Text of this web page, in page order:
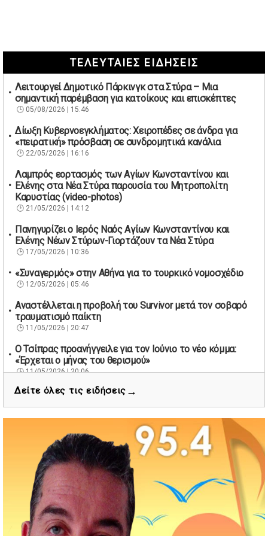
ΤΕΛΕΥΤΑΙΕΣ ΕΙΔΗΣΕΙΣ
Λειτουργεί Δημοτικό Πάρκινγκ στα Στύρα – Μια
σημαντική παρέμβαση για κατοίκους και επισκέπτες
05/08/2026 | 15:46
Δίωξη Κυβερνοεγκλήματος: Χειροπέδες σε άνδρα για
«πειρατική» πρόσβαση σε συνδρομητικά κανάλια
22/05/2026 | 16:16
Λαμπρός εορτασμός των Αγίων Κωνσταντίνου και
Ελένης στα Νέα Στύρα παρουσία του Μητροπολίτη
Καρυστίας (video-photos)
21/05/2026 | 14:12
Πανηγυρίζει ο Ιερός Ναός Αγίων Κωνσταντίνου και
Ελένης Νέων Στύρων-Γιορτάζουν τα Νέα Στύρα
17/05/2026 | 10:36
«Συναγερμός» στην Αθήνα για το τουρκικό νομοσχέδιο
12/05/2026 | 05:46
Αναστέλλεται η προβολή του Survivor μετά τον σοβαρό
τραυματισμό παίκτη
11/05/2026 | 20:47
Ο Τσίπρας προανήγγειλε για τον Ιούνιο το νέο κόμμα:
«Έρχεται ο μήνας του θερισμού»
11/05/2026 | 20:06
67 βουλευτές των Εργατικών ζητούν την παραίτηση του
Διάσωση 40 μεταναστών νότια της Γαύδου μετά από
εντοπισμό λέμβου
11/05/2026 | 19:37
Νέος πρόεδρος στον Αθλητικό Όμιλο Νέων Στύρων ο
Αντώνης Κουμάκης
11/05/2026 | 16:32
Formula 1: Κυριαρχία Αντονέλι στο Μαϊάμι και αύξηση
Δείτε όλες τις ειδήσεις →